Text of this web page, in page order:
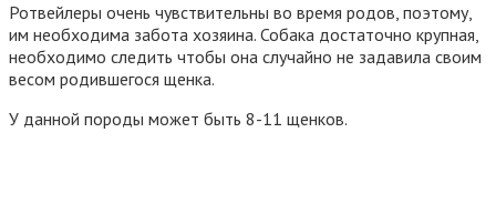
Ротвейлеры очень чувствительны во время родов, поэтому,
им необходима забота хозяина. Собака достаточно крупная,
необходимо следить чтобы она случайно не задавила своим
весом родившегося щенка.
У данной породы может быть 8-11 щенков.